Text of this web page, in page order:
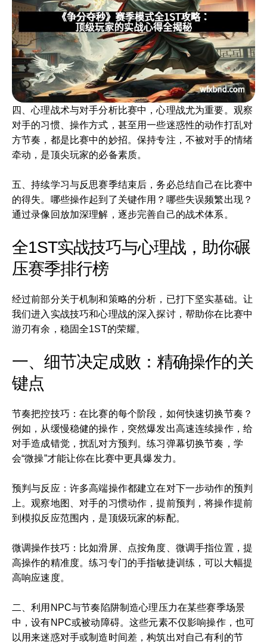
四、心理战术与对手分析比赛中，心理战尤为重要。观察
对手的习惯、操作方式，甚至用一些迷惑性的动作打乱对
方节奏，都是比赛中的妙招。保持专注，不被对手的情绪
牵动，是顶尖玩家的必备素质。
五、持续学习与反思赛季结束后，务必总结自己在比赛中
的得失。哪些操作起到了关键作用？哪些失误频繁出现？
通过录像回放加深理解，逐步完善自己的战术体系。
全1ST实战技巧与心理战，助你碾
压赛季排行榜
经过前部分关于机制和策略的分析，已打下坚实基础。让
我们进入实战技巧和心理战的深入探讨，帮助你在比赛中
游刃有余，稳固全1ST的荣耀。
一、细节决定成败：精确操作的关
键点
节奏把控技巧：在比赛的每个阶段，如何快速切换节奏？
例如，从缓慢稳健的操作，突然爆发出高速连续操作，给
对手造成错觉，扰乱对方预判。练习弹幕切换节奏，学
会“微操”才能让你在比赛中更具爆发力。
预判与反应：许多高端操作都建立在对下一步动作的预判
上。观察地图、对手的习惯动作，提前预判，将操作提前
到模拟反应范围内，是顶级玩家的标配。
微调操作技巧：比如滑屏、点按角度、微调手指位置，提
高操作的精准度。练习专门的手指敏捷训练，可以大幅提
高响应速度。
二、利用NPC与节奏陷阱制造心理压力在某些赛季场景
中，设有NPC或被动障碍。这些元素不仅影响操作，也可
以用来迷惑对手或制造时间差，构筑出对自己有利的节